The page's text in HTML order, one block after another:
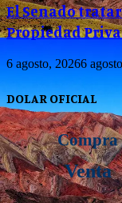
El Senado
Propiedad
6 agosto, 20266
DOLAR OFICIAL
Compra
Venta